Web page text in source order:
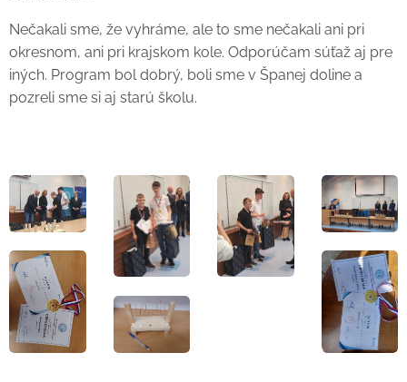
Nečakali sme, že vyhráme, ale to sme nečakali ani pri
okresnom, ani pri krajskom kole. Odporúčam súťaž aj pre
iných. Program bol dobrý, boli sme v Španej doline a
pozreli sme si aj starú školu.